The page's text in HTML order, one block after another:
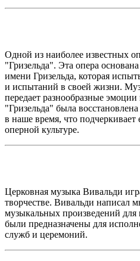
Одной из наиболее известных
"Гризельда". Эта опера
имени Гризельда, которая
и испытаний в своей жизни.
передает разнообразные
"Гризельда" была
в наше время, что подчеркивает
оперной культуре.
Церковная музыка Вивальди
творчестве. Вивальди написал
музыкальных произведений
были предназначены для
служб и церемоний.